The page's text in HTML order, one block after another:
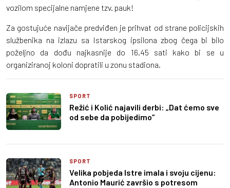
vozilom specijalne namjene tzv. pauk!
Za gostujuće navijače predviđen je prihvat od strane policijskih
službenika na izlazu sa Istarskog ipsilona zbog čega bi bilo
poželjno da dođu najkasnije do 16.45 sati kako bi se u
organiziranoj koloni dopratili u zonu stadiona.
SPORT
Režić i Kolić najavili derbi: „Dat ćemo sve
od sebe da pobijedimo“
SPORT
Velika pobjeda Istre imala i svoju cijenu:
Antonio Maurić završio s potresom